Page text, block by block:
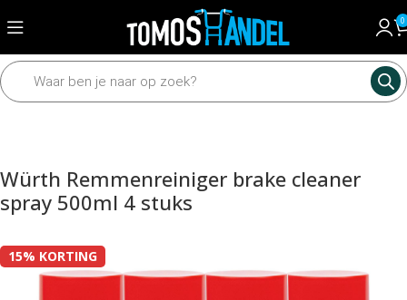
0
Home Universeel Onderhoudsmiddelen
Würth Remmenreiniger brake cleaner
spray 500ml 4 stuks
15% KORTING